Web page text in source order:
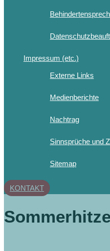
Impressum (etc.)
Externe Links
Medienberichte
Nachtrag
Sinnsprüche und
Sitemap
KONTAKT